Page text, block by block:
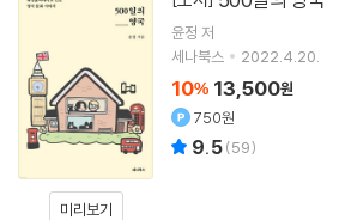
미리보기
윤정 저
세나북스
2022.4.20.
10% 13,500원
750원
9.5(59)